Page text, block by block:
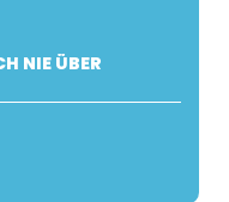
NIE ÜBER